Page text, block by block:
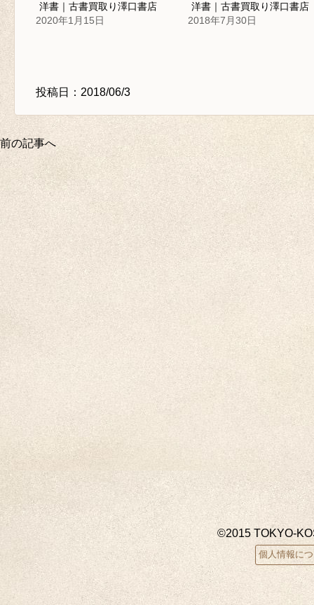
洋書｜古書買取り澤口書店
2020年1月15日
洋書｜古書買取り澤口書店
2018年7月30日
投稿日：2018/06/3
前の記事へ
©2015 TOKYO-
個人情報に